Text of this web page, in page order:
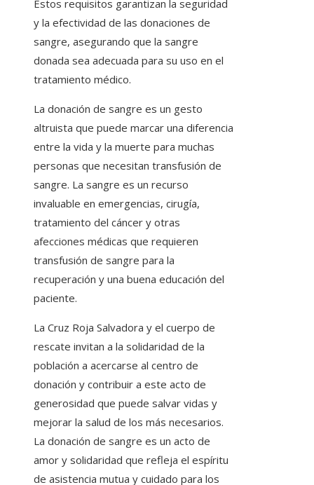
Estos requisitos garantizan la seguridad
y la efectividad de las donaciones de
sangre, asegurando que la sangre
donada sea adecuada para su uso en el
tratamiento médico.
La donación de sangre es un gesto
altruista que puede marcar una diferencia
entre la vida y la muerte para muchas
personas que necesitan transfusión de
sangre. La sangre es un recurso
invaluable en emergencias, cirugía,
tratamiento del cáncer y otras
afecciones médicas que requieren
transfusión de sangre para la
recuperación y una buena educación del
paciente.
La Cruz Roja Salvadora y el cuerpo de
rescate invitan a la solidaridad de la
población a acercarse al centro de
donación y contribuir a este acto de
generosidad que puede salvar vidas y
mejorar la salud de los más necesarios.
La donación de sangre es un acto de
amor y solidaridad que refleja el espíritu
de asistencia mutua y cuidado para los